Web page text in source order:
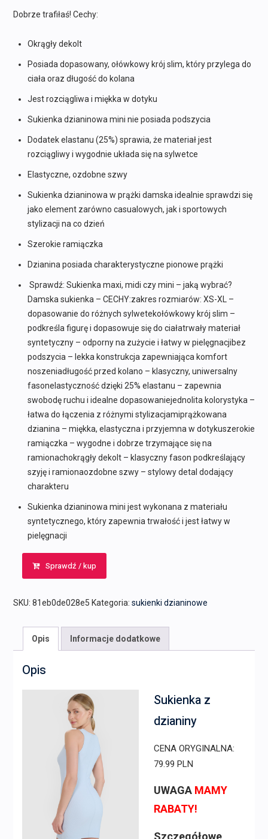
79,99 zł.
59,99 zł.
Dobrze trafiłaś! Cechy:
Okrągły dekolt
Posiada dopasowany, ołówkowy krój slim, który przylega do
ciała oraz długość do kolana
Jest rozciągliwa i miękka w dotyku
Sukienka dzianinowa mini nie posiada podszycia
Dodatek elastanu (25%) sprawia, że materiał jest
rozciągliwy i wygodnie układa się na sylwetce
Elastyczne, ozdobne szwy
Sukienka dzianinowa w prążki damska idealnie sprawdzi się
jako element zarówno casualowych, jak i sportowych
stylizacji na co dzień
Szerokie ramiączka
Dzianina posiada charakterystyczne pionowe prążki
Sprawdź: Sukienka maxi, midi czy mini – jaką wybrać?
Damska sukienka – CECHY:zakres rozmiarów: XS-XL –
dopasowanie do różnych sylwetekołówkowy krój slim –
podkreśla figurę i dopasowuje się do ciałatrwały materiał
syntetyczny – odporny na zużycie i łatwy w pielęgnacjibez
podszycia – lekka konstrukcja zapewniająca komfort
noszeniadługość przed kolano – klasyczny, uniwersalny
fasonelastyczność dzięki 25% elastanu – zapewnia
swobodę ruchu i idealne dopasowaniejednolita kolorystyka –
łatwa do łączenia z różnymi stylizacjamiprążkowana
dzianina – miękka, elastyczna i przyjemna w dotykuszerokie
ramiączka – wygodne i dobrze trzymające się na
ramionachokrągły dekolt – klasyczny fason podkreślający
szyję i ramionaozdobne szwy – stylowy detal dodający
charakteru
Sukienka dzianinowa mini jest wykonana z materiału
syntetycznego, który zapewnia trwałość i jest łatwy w
pielęgnacji
Sprawdź / kup
SKU: 81eb0de028e5 Kategoria: sukienki dzianinowe
Opis Informacje dodatkowe
Opis
Sukienka z
dzianiny
CENA ORYGINALNA:
79.99 PLN
UWAGA MAMY
RABATY!
Szczegółowe